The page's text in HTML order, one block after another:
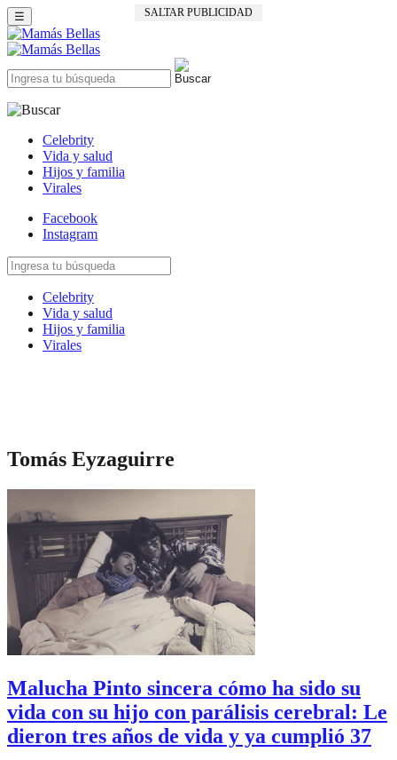
SALTAR PUBLICIDAD
☰
Celebrity
Vida y salud
Hijos y familia
Virales
Facebook
Instagram
Celebrity
Vida y salud
Hijos y familia
Virales
Tomás Eyzaguirre
Malucha Pinto sincera cómo ha sido su
vida con su hijo con parálisis cerebral: Le
dieron tres años de vida y ya cumplió 37